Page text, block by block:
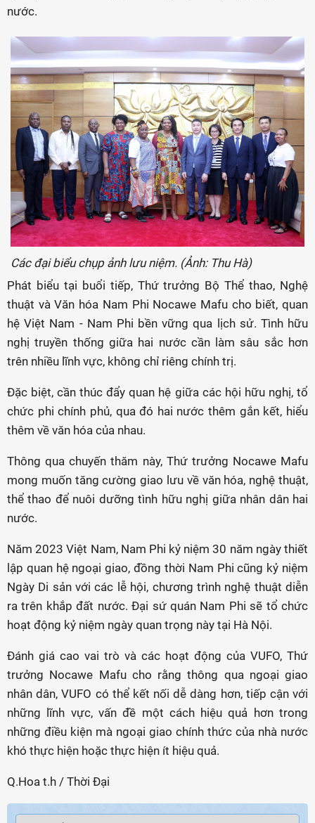
nước.
Các đại biểu chụp ảnh lưu niệm. (Ảnh: Thu Hà)
Phát biểu tại buổi tiếp, Thứ trưởng Bộ Thể thao, Nghệ
thuật và Văn hóa Nam Phi Nocawe Mafu cho biết, quan
hệ Việt Nam - Nam Phi bền vững qua lịch sử. Tình hữu
nghị truyền thống giữa hai nước cần làm sâu sắc hơn
trên nhiều lĩnh vực, không chỉ riêng chính trị.
Đặc biệt, cần thúc đẩy quan hệ giữa các hội hữu nghị, tổ
chức phi chính phủ, qua đó hai nước thêm gắn kết, hiểu
thêm về văn hóa của nhau.
Thông qua chuyến thăm này, Thứ trưởng Nocawe Mafu
mong muốn tăng cường giao lưu về văn hóa, nghệ thuật,
thể thao để nuôi dưỡng tình hữu nghị giữa nhân dân hai
nước.
Năm 2023 Việt Nam, Nam Phi kỷ niệm 30 năm ngày thiết
lập quan hệ ngoại giao, đồng thời Nam Phi cũng kỷ niệm
Ngày Di sản với các lễ hội, chương trình nghệ thuật diễn
ra trên khắp đất nước. Đại sứ quán Nam Phi sẽ tổ chức
hoạt động kỷ niệm ngày quan trọng này tại Hà Nội.
Đánh giá cao vai trò và các hoạt động của VUFO, Thứ
trưởng Nocawe Mafu cho rằng thông qua ngoại giao
nhân dân, VUFO có thể kết nối dễ dàng hơn, tiếp cận với
những lĩnh vực, vấn đề một cách hiệu quả hơn trong
những điều kiện mà ngoại giao chính thức của nhà nước
khó thực hiện hoặc thực hiện ít hiệu quả.
Q.Hoa t.h / Thời Đại